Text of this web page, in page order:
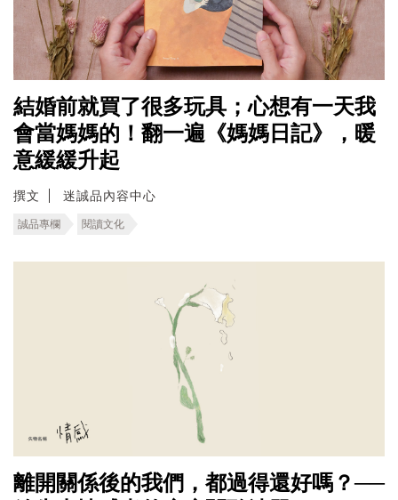
結婚前就買了很多玩具；心想有一天我
會當媽媽的！翻一遍《媽媽日記》，暖
意緩緩升起
撰文 迷誠品內容中心
誠品專欄 閱讀文化
離開關係後的我們，都過得還好嗎？──